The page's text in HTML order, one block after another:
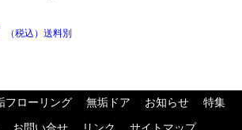
（税込）送料別
フローリング 無垢ドア お知らせ
特集